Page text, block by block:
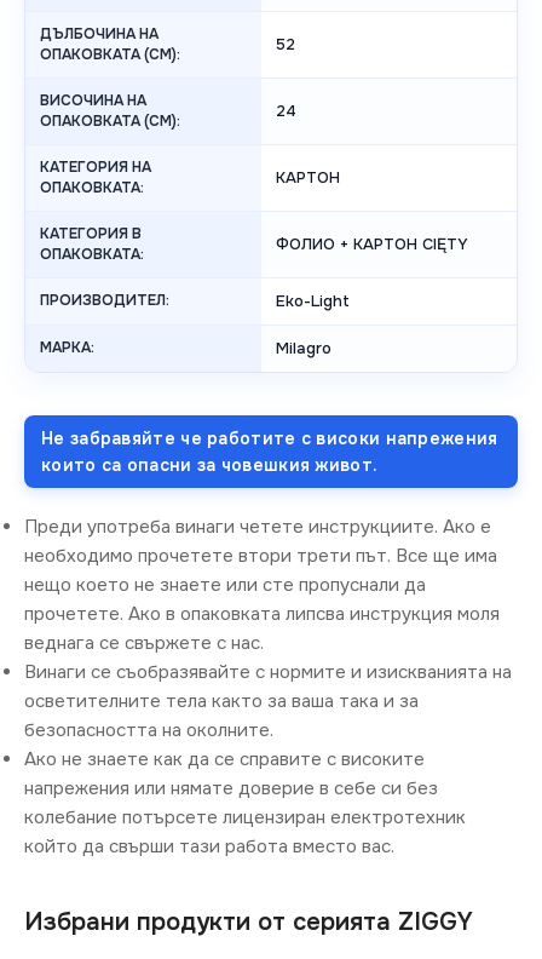
ДЪЛБОЧИНА НА
ОПАКОВКАТА (CM):
52
ВИСОЧИНА НА
ОПАКОВКАТА (СМ):
24
КАТЕГОРИЯ НА
ОПАКОВКАТА:
КАРТОН
КАТЕГОРИЯ В
ОПАКОВКАТА:
ФОЛИО + КАРТОН CIĘTY
ПРОИЗВОДИТЕЛ: Eko-Light
МАРКА: Milagro
Не забравяйте че работите с високи напрежения
които са опасни за човешкия живот.
Преди употреба винаги четете инструкциите. Ако е
необходимо прочетете втори трети път. Все ще има
нещо което не знаете или сте пропуснали да
прочетете. Ако в опаковката липсва инструкция моля
веднага се свържете с нас.
Винаги се съобразявайте с нормите и изискванията на
осветителните тела както за ваша така и за
безопасността на околните.
Ако не знаете как да се справите с високите
напрежения или нямате доверие в себе си без
колебание потърсете лицензиран електротехник
който да свърши тази работа вместо вас.
Избрани продукти от серията ZIGGY